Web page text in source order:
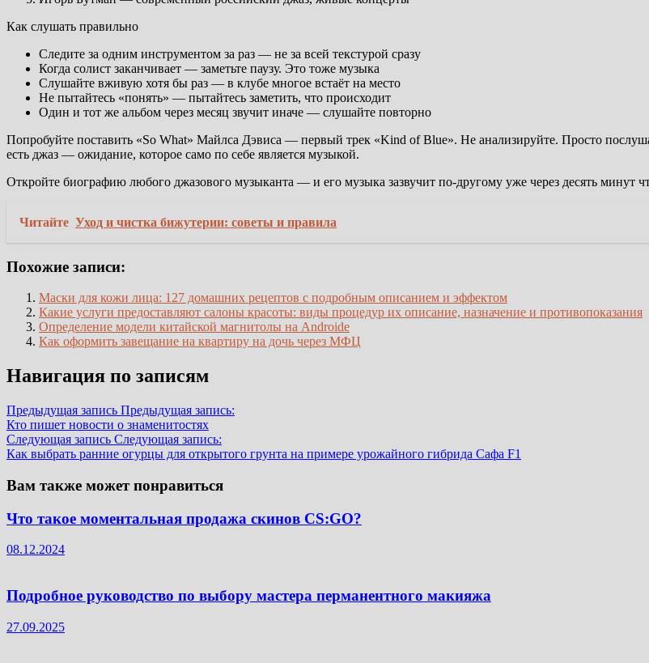
Как слушать правильно
Следите за одним инструментом за раз — не за всей текстурой сразу
Когда солист заканчивает — заметьте паузу. Это тоже музыка
Слушайте вживую хотя бы раз — в клубе многое встаёт на место
Не пытайтесь «понять» — пытайтесь заметить, что происходит
Один и тот же альбом через месяц звучит иначе — слушайте повторно
Попробуйте поставить «So What» Майлса Дэвиса — первый трек «Kind of Blue». Не анализируйте. Просто
есть джаз — ожидание, которое само по себе является музыкой.
Откройте биографию любого джазового музыканта — и его музыка зазвучит по-другому уже через десять минут
Читайте Уход и чистка бижутерии: советы и правила
Похожие записи:
Маски для кожи лица: 127 домашних рецептов с подробным описанием и эффектом
Какие услуги предоставляют салоны красоты: виды процедур их описание, назначение и противопоказания
Определение модели китайской магнитолы на Androidе
Как оформить завещание на квартиру на дочь через МФЦ
Навигация по записям
Предыдущая запись Предыдущая запись:
Кто пишет новости о знаменитостях
Следующая запись Следующая запись:
Как выбрать ранние огурцы для открытого грунта на примере урожайного гибрида Сафа F1
Вам также может понравиться
Что такое моментальная продажа скинов CS:GO?
08.12.2024
Подробное руководство по выбору мастера перманентного макияжа
27.09.2025